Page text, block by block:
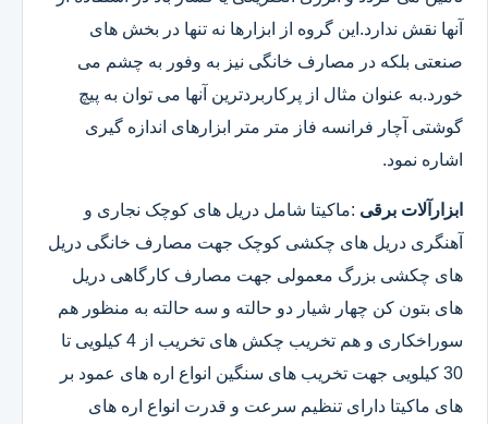
آنها نقش ندارد.این گروه از ابزارها نه تنها در بخش های
صنعتی بلکه در مصارف خانگی نیز به وفور به چشم می
خورد.به عنوان مثال از پرکاربردترین آنها می توان به پیچ
گوشتی آچار فرانسه فاز متر متر ابزارهای اندازه گیری
اشاره نمود.
ابزارآلات برقی :ماکیتا شامل دریل های کوچک نجاری و
آهنگری دریل های چکشی کوچک جهت مصارف خانگی دریل
های چکشی بزرگ معمولی جهت مصارف کارگاهی دریل
های بتون کن چهار شیار دو حالته و سه حالته به منظور هم
سوراخکاری و هم تخریب چکش های تخریب از 4 کیلویی تا
30 کیلویی جهت تخریب های سنگین انواع اره های عمود بر
های ماکیتا دارای تنظیم سرعت و قدرت انواع اره های